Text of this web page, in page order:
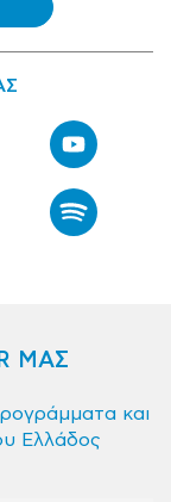
ΜΑΣ
και
Ελλάδος